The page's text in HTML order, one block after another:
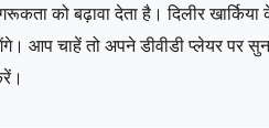
को बढ़ावा देता है। दिलीर
आप चाहें तो अपने डीवीडी प्लेयर पर